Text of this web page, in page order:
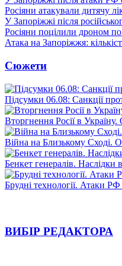
Росіяни атакували дитячу
У Запоріжжі після
Росіяни поцілили дроном
Атака на Запоріжжя:
Сюжети
Підсумки 06.08: Санкції
Вторгнення Росії в
Війна на Близькому Сході.
Бенкет генералів. Наслідки
Брудні технології. Атаки
ВИБІР РЕДАКТОРА